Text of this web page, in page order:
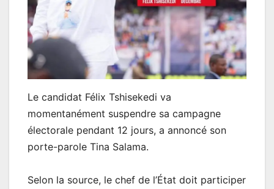
Le candidat Félix Tshisekedi va
momentanément suspendre sa campagne
électorale pendant 12 jours, a annoncé son
porte-parole Tina Salama.
Selon la source, le chef de l’État doit participer